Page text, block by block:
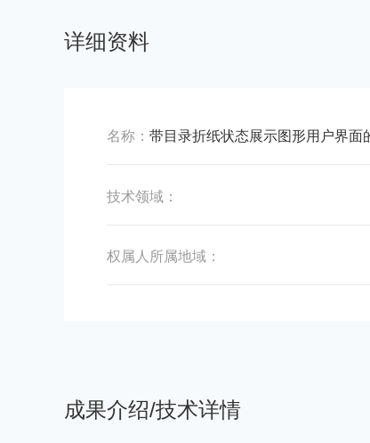
详细资料
名称： 带目录折纸状态展示图形用户界面
技术领域：
权属人所属地域：
成果介绍/技术详情